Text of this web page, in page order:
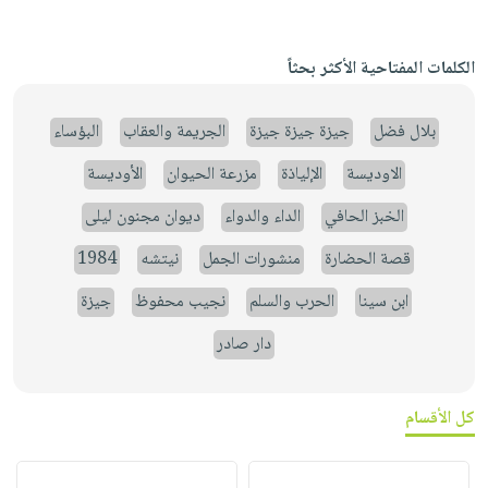
الكلمات المفتاحية الأكثر بحثاً
بلال فضل جيزة جيزة جيزة الجريمة والعقاب
البؤساء
الاوديسة
الإلياذة مزرعة الحيوان
الأوديسة
الخبز الحافي
الداء والدواء
ديوان مجنون ليلى
قصة الحضارة
منشورات الجمل نيتشه
1984
ابن سينا
الحرب والسلم نجيب محفوظ
جيزة
دار صادر
كل الأقسام